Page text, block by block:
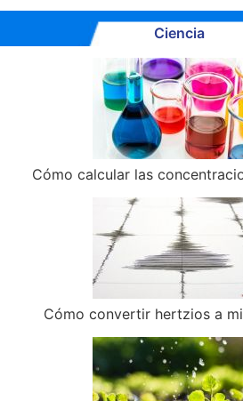
Ciencia
Cómo calcular las
Cómo convertir hertzios a